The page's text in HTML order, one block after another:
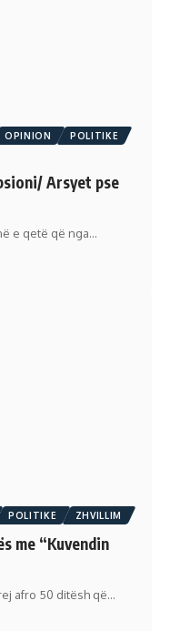
OPINION
POLITIKE
Arsyet pse
e qetë që nga…
POLITIKE ZHVILLIM
me “Kuvendin
afro 50 ditësh që…